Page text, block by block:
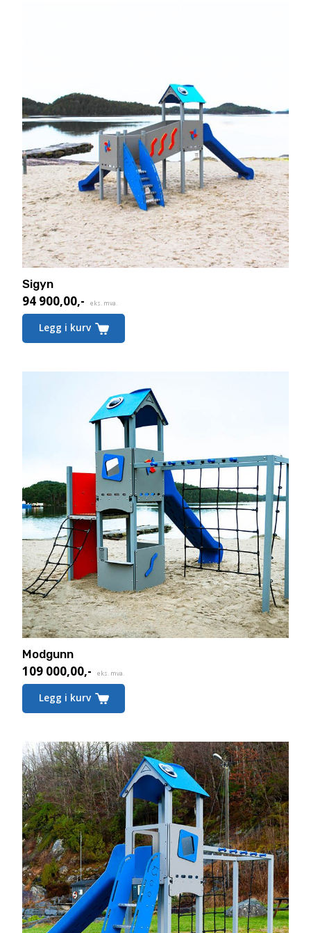
Sigyn
94 900,00,- eks. mva.
Legg i kurv
Modgunn
109 000,00,- eks. mva.
Legg i kurv